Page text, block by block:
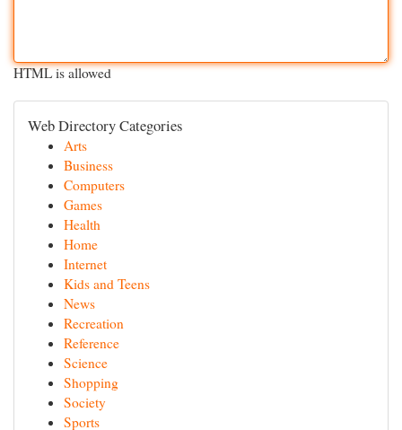
HTML is allowed
Web Directory Categories
Arts
Business
Computers
Games
Health
Home
Internet
Kids and Teens
News
Recreation
Reference
Science
Shopping
Society
Sports